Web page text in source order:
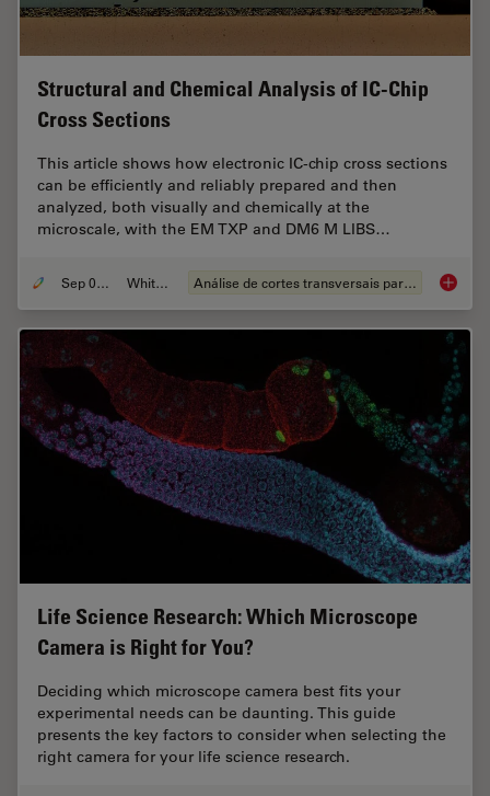
Structural and Chemical Analysis of IC-Chip
Cross Sections
This article shows how electronic IC-chip cross sections
can be efficiently and reliably prepared and then
analyzed, both visually and chemically at the
microscale, with the EM TXP and DM6 M LIBS…
Sep 05, 2023 Whitepaper Análise de cortes transversais para componentes eletrônicos
Life Science Research: Which Microscope
Camera is Right for You?
Deciding which microscope camera best fits your
experimental needs can be daunting. This guide
presents the key factors to consider when selecting the
right camera for your life science research.